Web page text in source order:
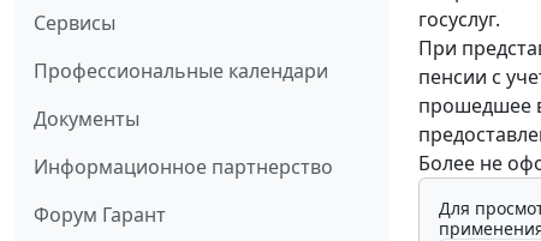
Сервисы
Профессиональные календари
Документы
Информационное партнерство
Форум Гарант
госуслуг.
При
пенсии с
прошедшее
Более не
Для